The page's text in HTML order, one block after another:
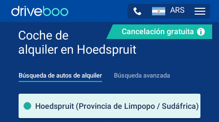
ARS
Cancelación gratuita
Coche de
alquiler en Hoedspruit
Búsqueda de autos de alquiler Búsqueda avanzada
Hoedspruit (Provincia de Limpopo / Sudáfrica)